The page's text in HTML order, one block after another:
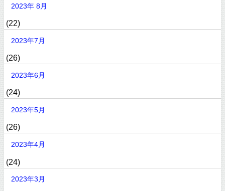
2023年 8月
(22)
2023年7月
(26)
2023年6月
(24)
2023年5月
(26)
2023年4月
(24)
2023年3月